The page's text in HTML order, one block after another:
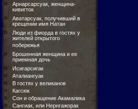
Арнарсарсуак, женщина-
кивигток
Аватарсуак, получивший в
крещении имя Натан
Люди из фиорда в гостях у
жителей открытого
побережья
Брошенная женщина и ее
приемная дочь
Исигарсигак
Аталиангуак
В гостях у великанов
Кагсюк
Сон и обращение Акамалика
Сангиак, или Нернгажорак